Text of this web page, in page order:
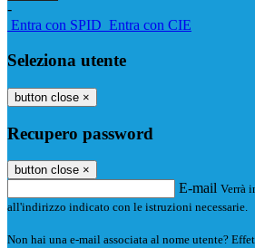
-
Entra con SPID Entra con CIE
Seleziona utente
button close ×
Recupero password
button close ×
E-mail Verrà
all'indirizzo indicato con le istruzioni necessarie.
Non hai una e-mail associata al nome utente?